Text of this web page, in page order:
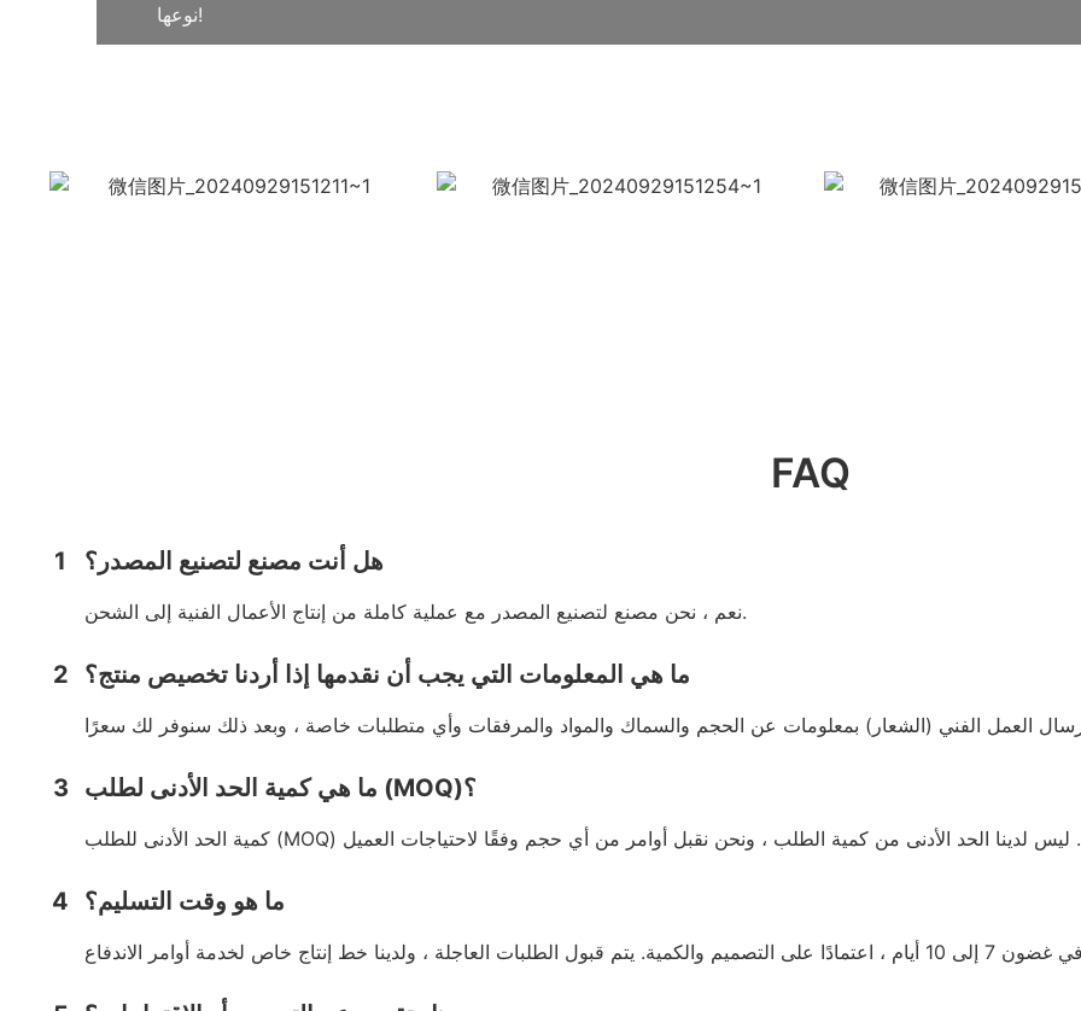
نوعها!
FAQ
1 هل أنت مصنع لتصنيع المصدر؟
نعم ، نحن مصنع لتصنيع المصدر مع عملية كاملة من إنتاج الأعمال الفنية إلى الشحن.
2 ما هي المعلومات التي يجب أن نقدمها إذا أردنا تخصيص منتج؟
3 ما هي كمية الحد الأدنى لطلب (MOQ)؟
4 ما هو وقت التسليم؟